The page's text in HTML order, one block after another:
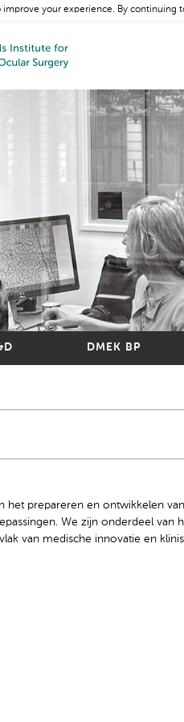
DMEK BP
het prepareren en ontwikkelen
We zijn onderdeel van
van medische innovatie en
improve your experience. By